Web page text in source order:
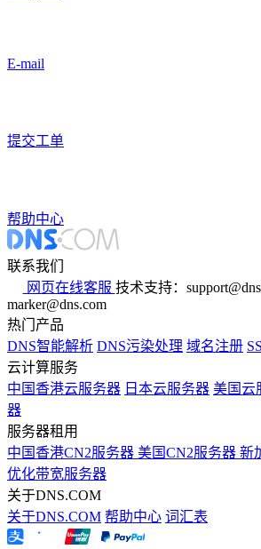
E-mail
提交工单
帮助中心
联系我们
网页在线客服 技术支持：
marker@dns.com
热门产品
DNS智能解析 DNS污染处理 域名注册
云计算服务
中国香港云服务器 日本云服务器 美国云
器
服务器租用
中国香港CN2服务器 美国CN2服务器 新
优化带宽服务器
关于DNS.COM
关于DNS.COM 帮助中心 词汇表